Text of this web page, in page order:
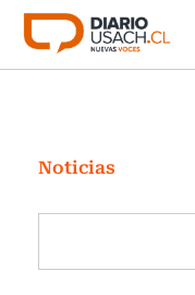
Click acá para ir
Investigación
Cultura
Programas
Noticias